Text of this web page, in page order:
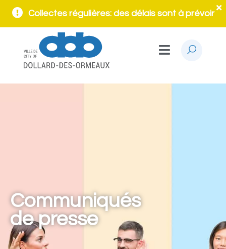
Collectes régulières: des délais sont à prévoir
Communiqués
de presse